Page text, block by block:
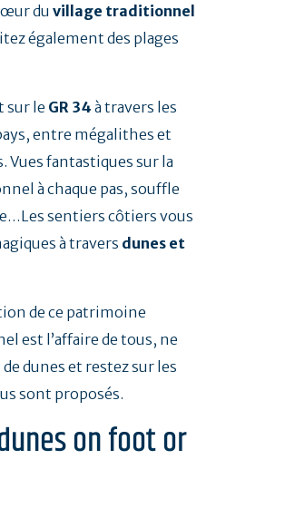
du village traditionnel
également des plages
sur le GR 34 à travers les
entre mégalithes et
fantastiques sur la
à chaque pas, souffle
sentiers côtiers vous
à travers dunes et
de ce patrimoine
est l’affaire de tous, ne
dunes et restez sur les
sont proposés.
on foot or